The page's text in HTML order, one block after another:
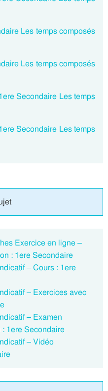
Les temps composés
Les temps composés
Secondaire Les temps
Secondaire Les temps
Exercice en ligne –
: 1ere Secondaire
– Cours : 1ere
– Exercices avec
– Examen
1ere Secondaire
– Vidéo